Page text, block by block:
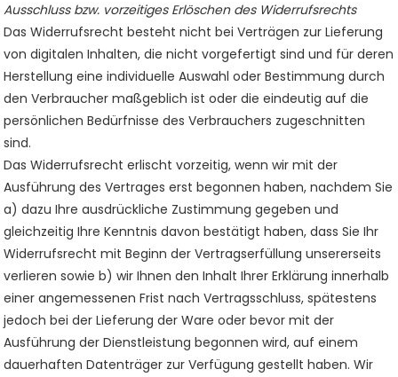
Ausschluss bzw. vorzeitiges Erlöschen des Widerrufsrechts
Das Widerrufsrecht besteht nicht bei Verträgen zur Lieferung
von digitalen Inhalten, die nicht vorgefertigt sind und für deren
Herstellung eine individuelle Auswahl oder Bestimmung durch
den Verbraucher maßgeblich ist oder die eindeutig auf die
persönlichen Bedürfnisse des Verbrauchers zugeschnitten
sind.
Das Widerrufsrecht erlischt vorzeitig, wenn wir mit der
Ausführung des Vertrages erst begonnen haben, nachdem Sie
a) dazu Ihre ausdrückliche Zustimmung gegeben und
gleichzeitig Ihre Kenntnis davon bestätigt haben, dass Sie Ihr
Widerrufsrecht mit Beginn der Vertragserfüllung unsererseits
verlieren sowie b) wir Ihnen den Inhalt Ihrer Erklärung innerhalb
einer angemessenen Frist nach Vertragsschluss, spätestens
jedoch bei der Lieferung der Ware oder bevor mit der
Ausführung der Dienstleistung begonnen wird, auf einem
dauerhaften Datenträger zur Verfügung gestellt haben. Wir